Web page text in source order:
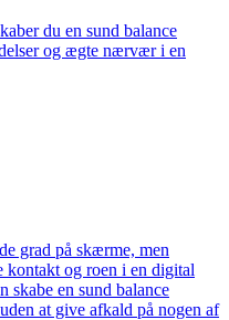
du en sund balance
og ægte nærvær i en
grad på skærme, men
kontakt og roen i en digital
skabe en sund balance
at give afkald på nogen af